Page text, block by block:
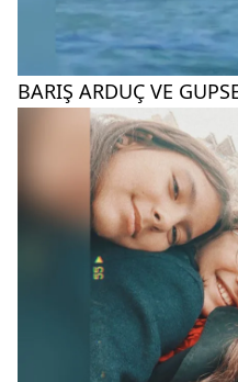
BARIŞ ARDUÇ VE